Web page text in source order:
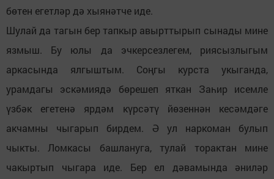
бөтен егетләр дә хыянәтче иде.
Шулай да тагын бер тапкыр авырттырып сынады мине
язмыш. Бу юлы да эчкерсезлегем, риясызлыгым
аркасында ялгыштым. Соңгы курста укыганда,
урамдагы эскәмиядә бөрешеп яткан Заһир исемле
үзбәк егетенә ярдәм күрсәтү йөзеннән кесәмдәге
акчамны чыгарып бирдем. Ә ул наркоман булып
чыкты. Ломкасы башлануга, тулай торактан мине
чакыртып чыгара иде. Бер ел дәвамында әниләр